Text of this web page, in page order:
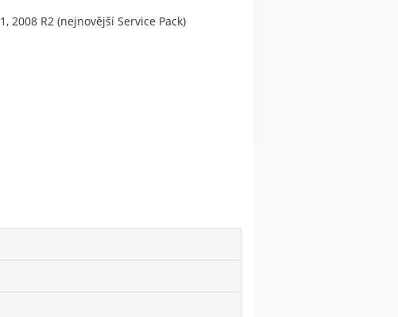
2008 R2 (nejnovější Service Pack)